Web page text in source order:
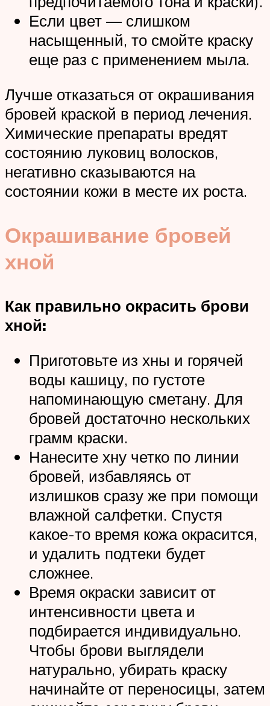
Если цвет — слишком
насыщенный, то смойте краску
еще раз с применением мыла.
Лучше отказаться от окрашивания
бровей краской в период лечения.
Химические препараты вредят
состоянию луковиц волосков,
негативно сказываются на
состоянии кожи в месте их роста.
Окрашивание бровей
хной
Как правильно окрасить брови
хной:
Приготовьте из хны и горячей
воды кашицу, по густоте
напоминающую сметану. Для
бровей достаточно нескольких
грамм краски.
Нанесите хну четко по линии
бровей, избавляясь от
излишков сразу же при помощи
влажной салфетки. Спустя
какое-то время кожа окрасится,
и удалить подтеки будет
сложнее.
Время окраски зависит от
интенсивности цвета и
подбирается индивидуально.
Чтобы брови выглядели
натурально, убирать краску
начинайте от переносицы, затем